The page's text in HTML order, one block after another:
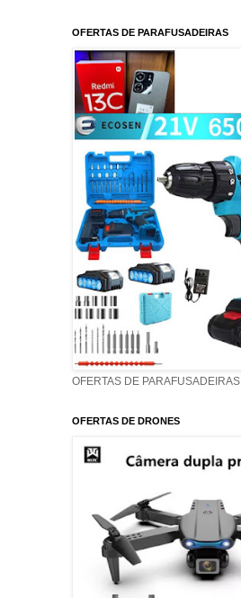
OFERTAS DE PARAFUSADEIRAS
OFERTAS DE PARAFUSADEIRAS
OFERTAS DE DRONES